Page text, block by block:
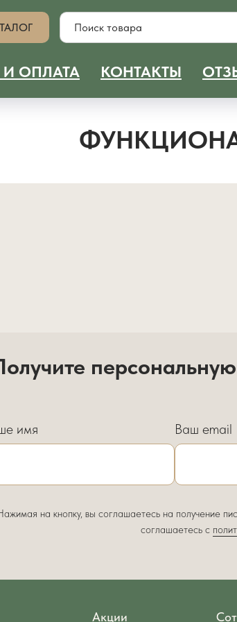
ОПЛАТА КОНТАКТЫ
имя Ваш email
на кнопку, вы соглашаетесь на получение
соглашаетесь c
Акции